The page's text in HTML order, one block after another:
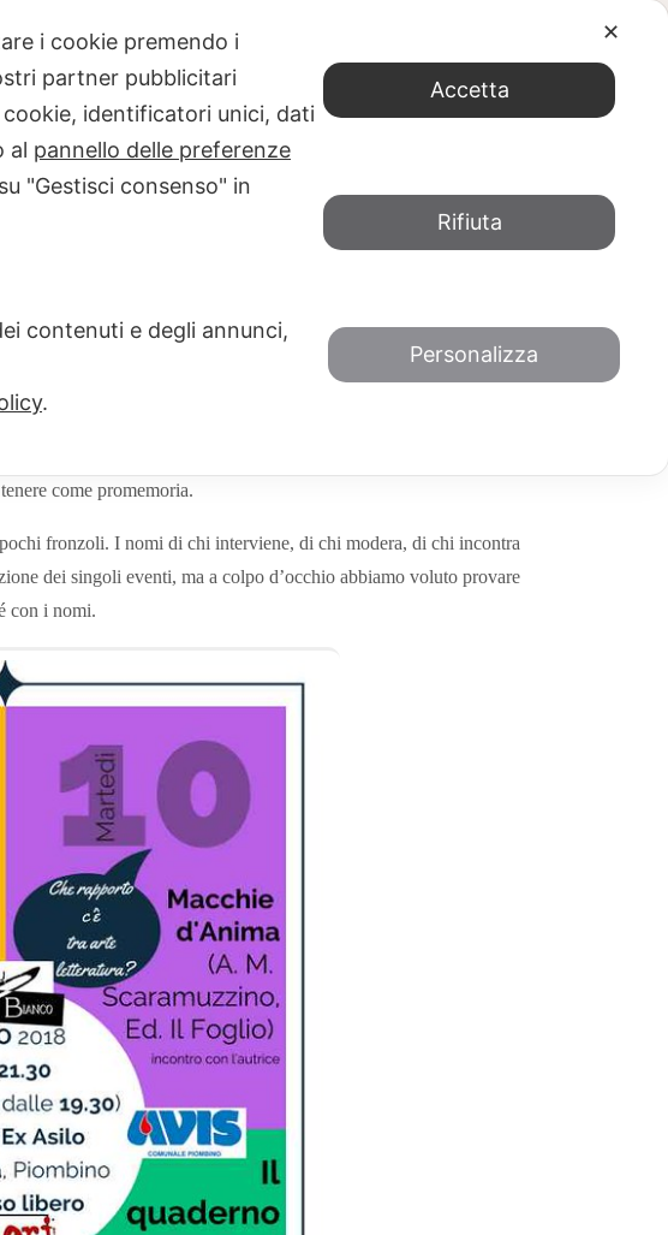
– i nostri eventi di luglio (e i nostri consigli di lettura)
ha scoperto cosa abbiamo in serbo per i mesi estivi:
come promemoria.
fronzoli. I nomi di chi interviene, di chi modera, di chi incontra
dei singoli eventi, ma a colpo d’occhio abbiamo voluto provare
con i nomi.
✕
i cookie premendo i
partner pubblicitari
identificatori unici, dati
al pannello delle preferenze
"Gestisci consenso" in
contenuti e degli annunci,
.
Accetta
Rifiuta
Personalizza